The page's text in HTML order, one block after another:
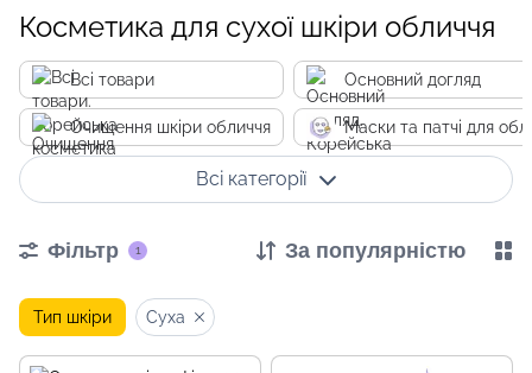
Косметика для сухої шкіри обличчя
Всі товари
Очищення шкіри обличчя
Основний догляд
Маски та патчі для
Всі категорії
Фільтр 1 За популярністю
Тип шкіри Суха